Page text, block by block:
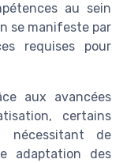
au sein
se manifeste par
requises pour
aux avancées
certains
nécessitant de
adaptation des